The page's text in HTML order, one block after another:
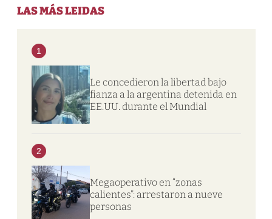
LAS MÁS LEIDAS
1
Le concedieron la libertad bajo
fianza a la argentina detenida en
EE.UU. durante el Mundial
2
Megaoperativo en “zonas
calientes”: arrestaron a nueve
personas